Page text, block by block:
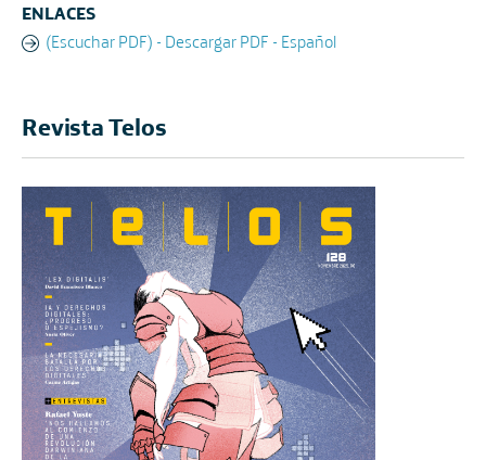
ENLACES
(Escuchar PDF) - Descargar PDF - Español
Revista Telos